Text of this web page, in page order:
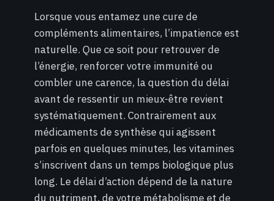
Lorsque vous entamez une cure de
compléments alimentaires, l’impatience est
naturelle. Que ce soit pour retrouver de
l’énergie, renforcer votre immunité ou
combler une carence, la question du délai
avant de ressentir un mieux-être revient
systématiquement. Contrairement aux
médicaments de synthèse qui agissent
parfois en quelques minutes, les vitamines
s’inscrivent dans un temps biologique plus
long. Le délai d’action dépend de la nature
du nutriment, de votre métabolisme et de